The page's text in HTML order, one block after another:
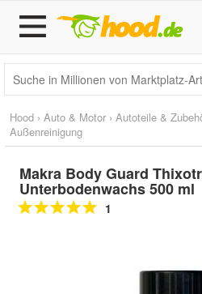
Hood › Auto & Motor › Autoteile &
Außenreinigung
Makra Body Guard
Unterbodenwachs 500 ml
1